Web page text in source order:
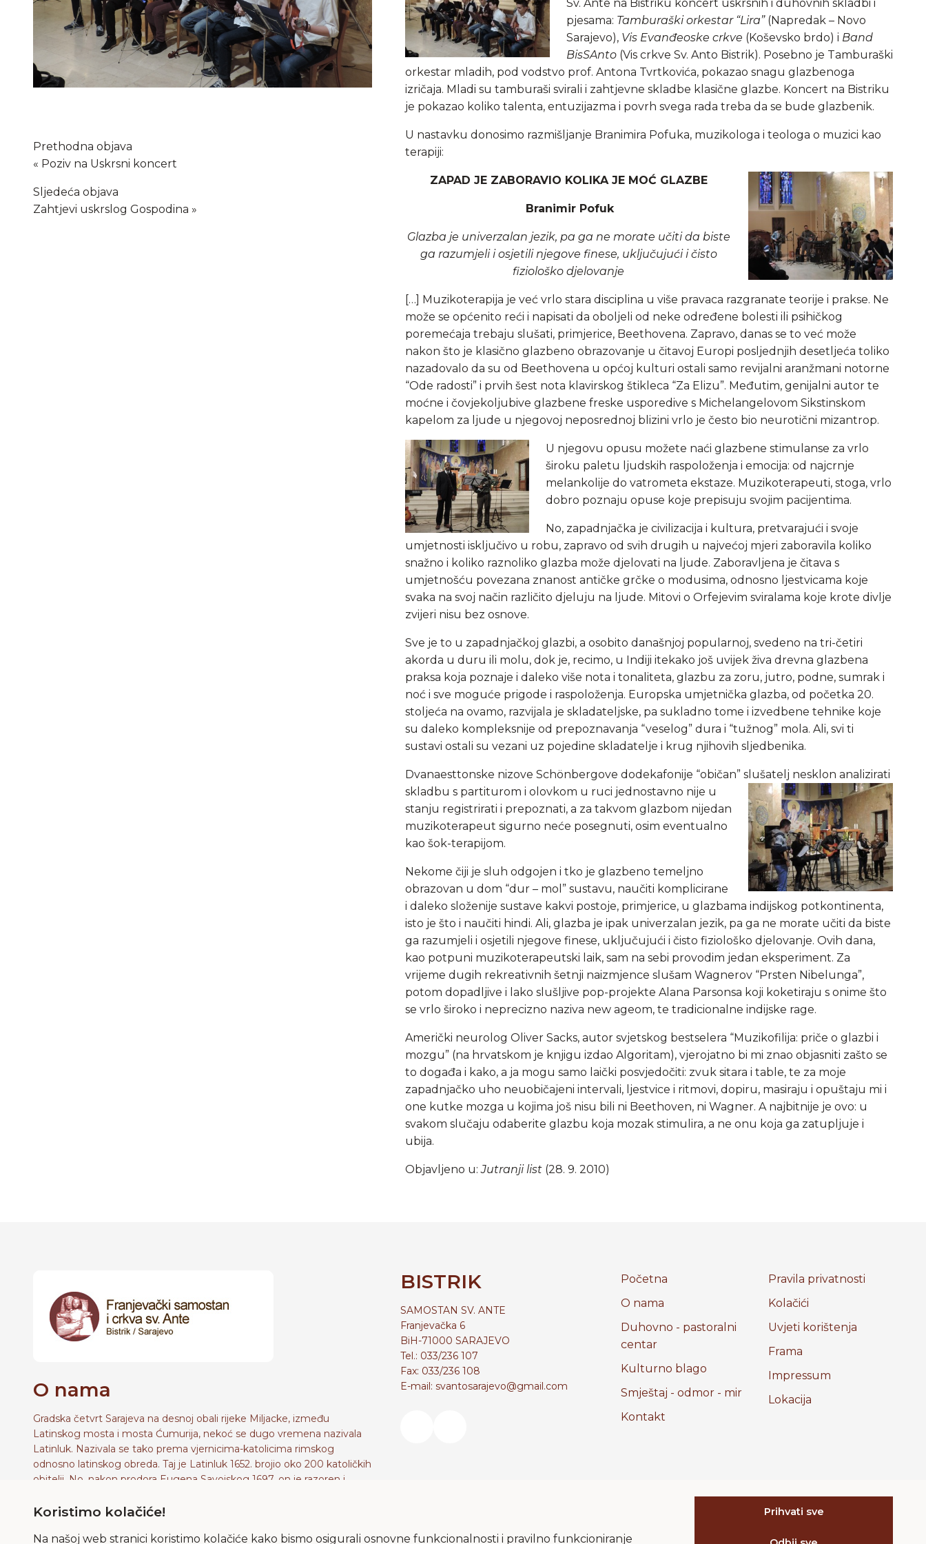
Prethodna objava
Poziv na Uskrsni koncert
Sljedeća objava
Zahtjevi uskrslog Gospodina
Sv. Ante na Bistriku koncert uskrsnih i duhovnih skladbi i
pjesama: Tamburaški orkestar “Lira”(Napredak – Novo
Sarajevo), Vis Evanđeoske crkve (Koševsko brdo) i Band
BisSAnto (Vis crkve Sv. Anto Bistrik). Posebno je Tamburaški
orkestar mladih, pod vodstvo prof. Antona Tvrtkovića, pokazao snagu glazbenoga
izričaja. Mladi su tamburaši svirali i zahtjevne skladbe klasične glazbe. Koncert na Bistriku
je pokazao koliko talenta, entuzijazma i povrh svega rada treba da se bude glazbenik.
U nastavku donosimo razmišljanje Branimira Pofuka, muzikologa i teologa o muzici kao
terapiji:
ZAPAD JE ZABORAVIO KOLIKA JE MOĆ GLAZBE
Branimir Pofuk
Glazba je univerzalan jezik, pa ga ne morate učiti da biste
ga razumjeli i osjetili njegove finese, uključujući i čisto
fiziološko djelovanje
[…] Muzikoterapija je već vrlo stara disciplina u više pravaca razgranate teorije i prakse. Ne
može se općenito reći i napisati da oboljeli od neke određene bolesti ili psihičkog
poremećaja trebaju slušati, primjerice, Beethovena. Zapravo, danas se to već može
nakon što je klasično glazbeno obrazovanje u čitavoj Europi posljednjih desetljeća toliko
nazadovalo da su od Beethovena u općoj kulturi ostali samo revijalni aranžmani notorne
“Ode radosti” i prvih šest nota klavirskog štikleca “Za Elizu”. Međutim, genijalni autor te
moćne i čovjekoljubive glazbene freske usporedive s Michelangelovom Sikstinskom
kapelom za ljude u njegovoj neposrednoj blizini vrlo je često bio neurotični mizantrop.
U njegovu opusu možete naći glazbene stimulanse za vrlo
široku paletu ljudskih raspoloženja i emocija: od najcrnje
melankolije do vatrometa ekstaze. Muzikoterapeuti, stoga, vrlo
dobro poznaju opuse koje prepisuju svojim pacijentima.
No, zapadnjačka je civilizacija i kultura, pretvarajući i svoje
umjetnosti isključivo u robu, zapravo od svih drugih u najvećoj mjeri zaboravila koliko
snažno i koliko raznoliko glazba može djelovati na ljude. Zaboravljena je čitava s
umjetnošću povezana znanost antičke grčke o modusima, odnosno ljestvicama koje
svaka na svoj način različito djeluju na ljude. Mitovi o Orfejevim sviralama koje krote divlje
zvijeri nisu bez osnove.
Sve je to u zapadnjačkoj glazbi, a osobito današnjoj popularnoj, svedeno na tri-četiri
akorda u duru ili molu, dok je, recimo, u Indiji itekako još uvijek živa drevna glazbena
praksa koja poznaje i daleko više nota i tonaliteta, glazbu za zoru, jutro, podne, sumrak i
noć i sve moguće prigode i raspoloženja. Europska umjetnička glazba, od početka 20.
stoljeća na ovamo, razvijala je skladateljske, pa sukladno tome i izvedbene tehnike koje
su daleko kompleksnije od prepoznavanja “veselog” dura i “tužnog” mola. Ali, svi ti
sustavi ostali su vezani uz pojedine skladatelje i krug njihovih sljedbenika.
Dvanaesttonske nizove Schönbergove dodekafonije “običan” slušatelj nesklon analizirati
skladbu s partiturom i olovkom u ruci jednostavno nije u
stanju registrirati i prepoznati, a za takvom glazbom nijedan
muzikoterapeut sigurno neće posegnuti, osim eventualno
kao šok-terapijom.
Nekome čiji je sluh odgojen i tko je glazbeno temeljno
obrazovan u dom “dur – mol” sustavu, naučiti komplicirane
i daleko složenije sustave kakvi postoje, primjerice, u glazbama indijskog potkontinenta,
isto je što i naučiti hindi. Ali, glazba je ipak univerzalan jezik, pa ga ne morate učiti da biste
ga razumjeli i osjetili njegove finese, uključujući i čisto fiziološko djelovanje. Ovih dana,
kao potpuni muzikoterapeutski laik, sam na sebi provodim jedan eksperiment. Za
vrijeme dugih rekreativnih šetnji naizmjence slušam Wagnerov “Prsten Nibelunga”,
potom dopadljive i lako slušljive pop-projekte Alana Parsonsa koji koketiraju s onime što
se vrlo široko i neprecizno naziva new ageom, te tradicionalne indijske rage.
Američki neurolog Oliver Sacks, autor svjetskog bestselera “Muzikofilija: priče o glazbi i
mozgu” (na hrvatskom je knjigu izdao Algoritam), vjerojatno bi mi znao objasniti zašto se
to događa i kako, a ja mogu samo laički posvjedočiti: zvuk sitara i table, te za moje
zapadnjačko uho neuobičajeni intervali, ljestvice i ritmovi, dopiru, masiraju i opuštaju mi i
one kutke mozga u kojima još nisu bili ni Beethoven, ni Wagner. A najbitnije je ovo: u
svakom slučaju odaberite glazbu koja mozak stimulira, a ne onu koja ga zatupljuje i
ubija.
Objavljeno u:Jutranji list (28. 9. 2010)
O nama
Gradska četvrt Sarajeva na desnoj obali rijeke Miljacke, između
Latinskog mosta i mosta Ćumurija, nekoć se dugo vremena nazivala
Latinluk. Nazivala se tako prema vjernicima-katolicima rimskog
odnosno latinskog obreda. Taj je Latinluk 1652. brojio oko 200 katoličkih
obitelji. No, nakon prodora Eugena Savojskog 1697. on je razoren i
bila zapamćeno je do naših dana kao crkvište. Franjevci su se također
BISTRIK
SAMOSTAN SV. ANTE
Franjevačka 6
BiH-71000 SARAJEVO
Tel.: 033/236 107
Fax: 033/236 108
E-mail: svantosarajevo@gmail.com
Početna
O nama
Duhovno - pastoralni
centar
Kulturno blago
Smještaj - odmor - mir
Kontakt
Pravila privatnosti
Kolačići
Uvjeti korištenja
Frama
Impressum
Lokacija
Koristimo kolačiće!
Na našoj web stranici koristimo kolačiće kako bismo osigurali osnovne funkcionalnosti i pravilno funkcioniranje
Prihvati sve